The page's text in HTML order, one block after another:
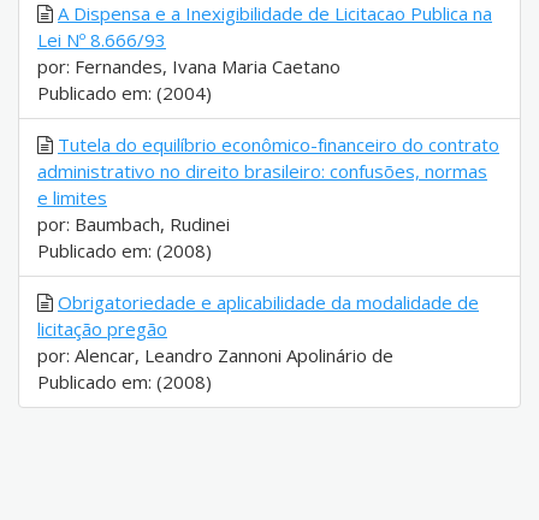
A Dispensa e a Inexigibilidade de Licitacao Publica na
Lei Nº 8.666/93
por: Fernandes, Ivana Maria Caetano
Publicado em: (2004)
Tutela do equilíbrio econômico-financeiro do contrato
administrativo no direito brasileiro: confusões, normas
e limites
por: Baumbach, Rudinei
Publicado em: (2008)
Obrigatoriedade e aplicabilidade da modalidade de
licitação pregão
por: Alencar, Leandro Zannoni Apolinário de
Publicado em: (2008)